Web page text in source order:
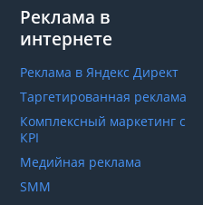
Реклама в
интернете
Реклама в Яндекс Директ
Таргетированная реклама
Комплексный маркетинг с
КРІ
Медийная реклама
SMM